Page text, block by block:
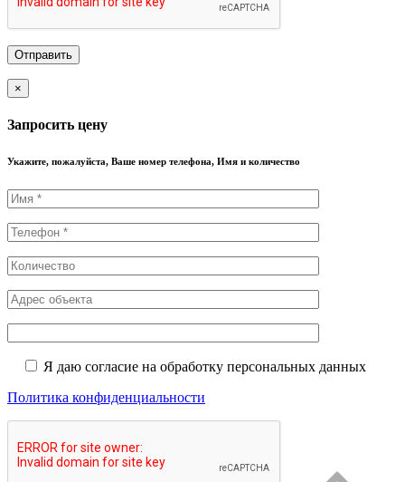
×
Запросить цену
Укажите, пожалуйста, Ваше номер телефона, Имя и количество
Я даю согласие на обработку персональных данных
Политика конфиденциальности